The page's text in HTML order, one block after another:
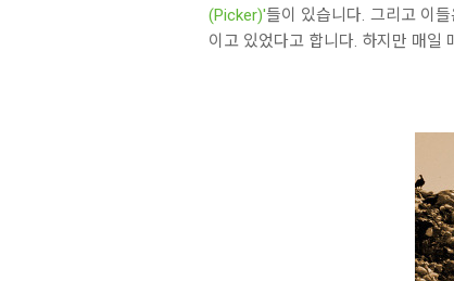
(Picker)'들이 있습니다. 그리고 이
이고 있었다고 합니다. 하지만 매일